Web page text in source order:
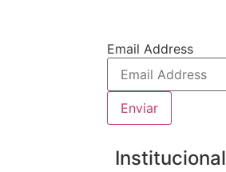
Email Address
Enviar
Institucional